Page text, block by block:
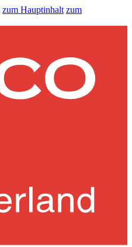
zum Hauptinhalt zum